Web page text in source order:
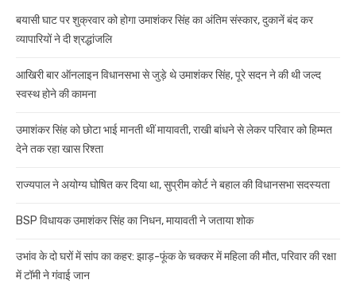
बयासी घाट पर शुक्रवार को होगा उमाशंकर सिंह का अंतिम संस्कार, दुकानें बंद कर
व्यापारियों ने दी श्रद्धांजलि
आखिरी बार ऑनलाइन विधानसभा से जुड़े थे उमाशंकर सिंह, पूरे सदन ने की थी जल्द
स्वस्थ होने की कामना
उमाशंकर सिंह को छोटा भाई मानती थीं मायावती, राखी बांधने से लेकर परिवार को हिम्मत
देने तक रहा खास रिश्ता
राज्यपाल ने अयोग्य घोषित कर दिया था, सुप्रीम कोर्ट ने बहाल की विधानसभा सदस्यता
BSP विधायक उमाशंकर सिंह का निधन, मायावती ने जताया शोक
उभांव के दो घरों में सांप का कहर: झाड़-फूंक के चक्कर में महिला की मौत, परिवार की रक्षा
में टॉमी ने गंवाई जान